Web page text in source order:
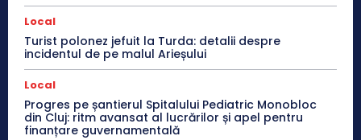
Local
Turist polonez jefuit la Turda: detalii despre
incidentul de pe malul Arieșului
Local
Progres pe șantierul Spitalului Pediatric Monobloc
din Cluj: ritm avansat al lucrărilor și apel pentru
finanțare guvernamentală